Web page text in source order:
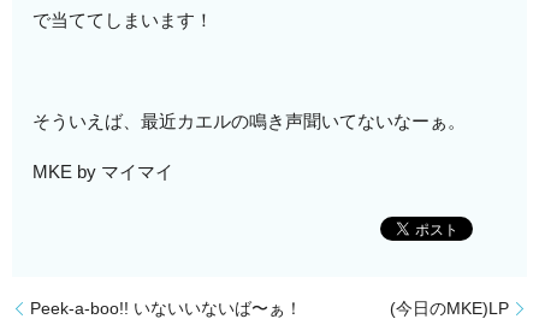
で当ててしまいます！
そういえば、最近カエルの鳴き声聞いてないなーぁ。
MKE by マイマイ
Peek-a-boo!! いないいないば〜ぁ！ (今日のMKE)LP